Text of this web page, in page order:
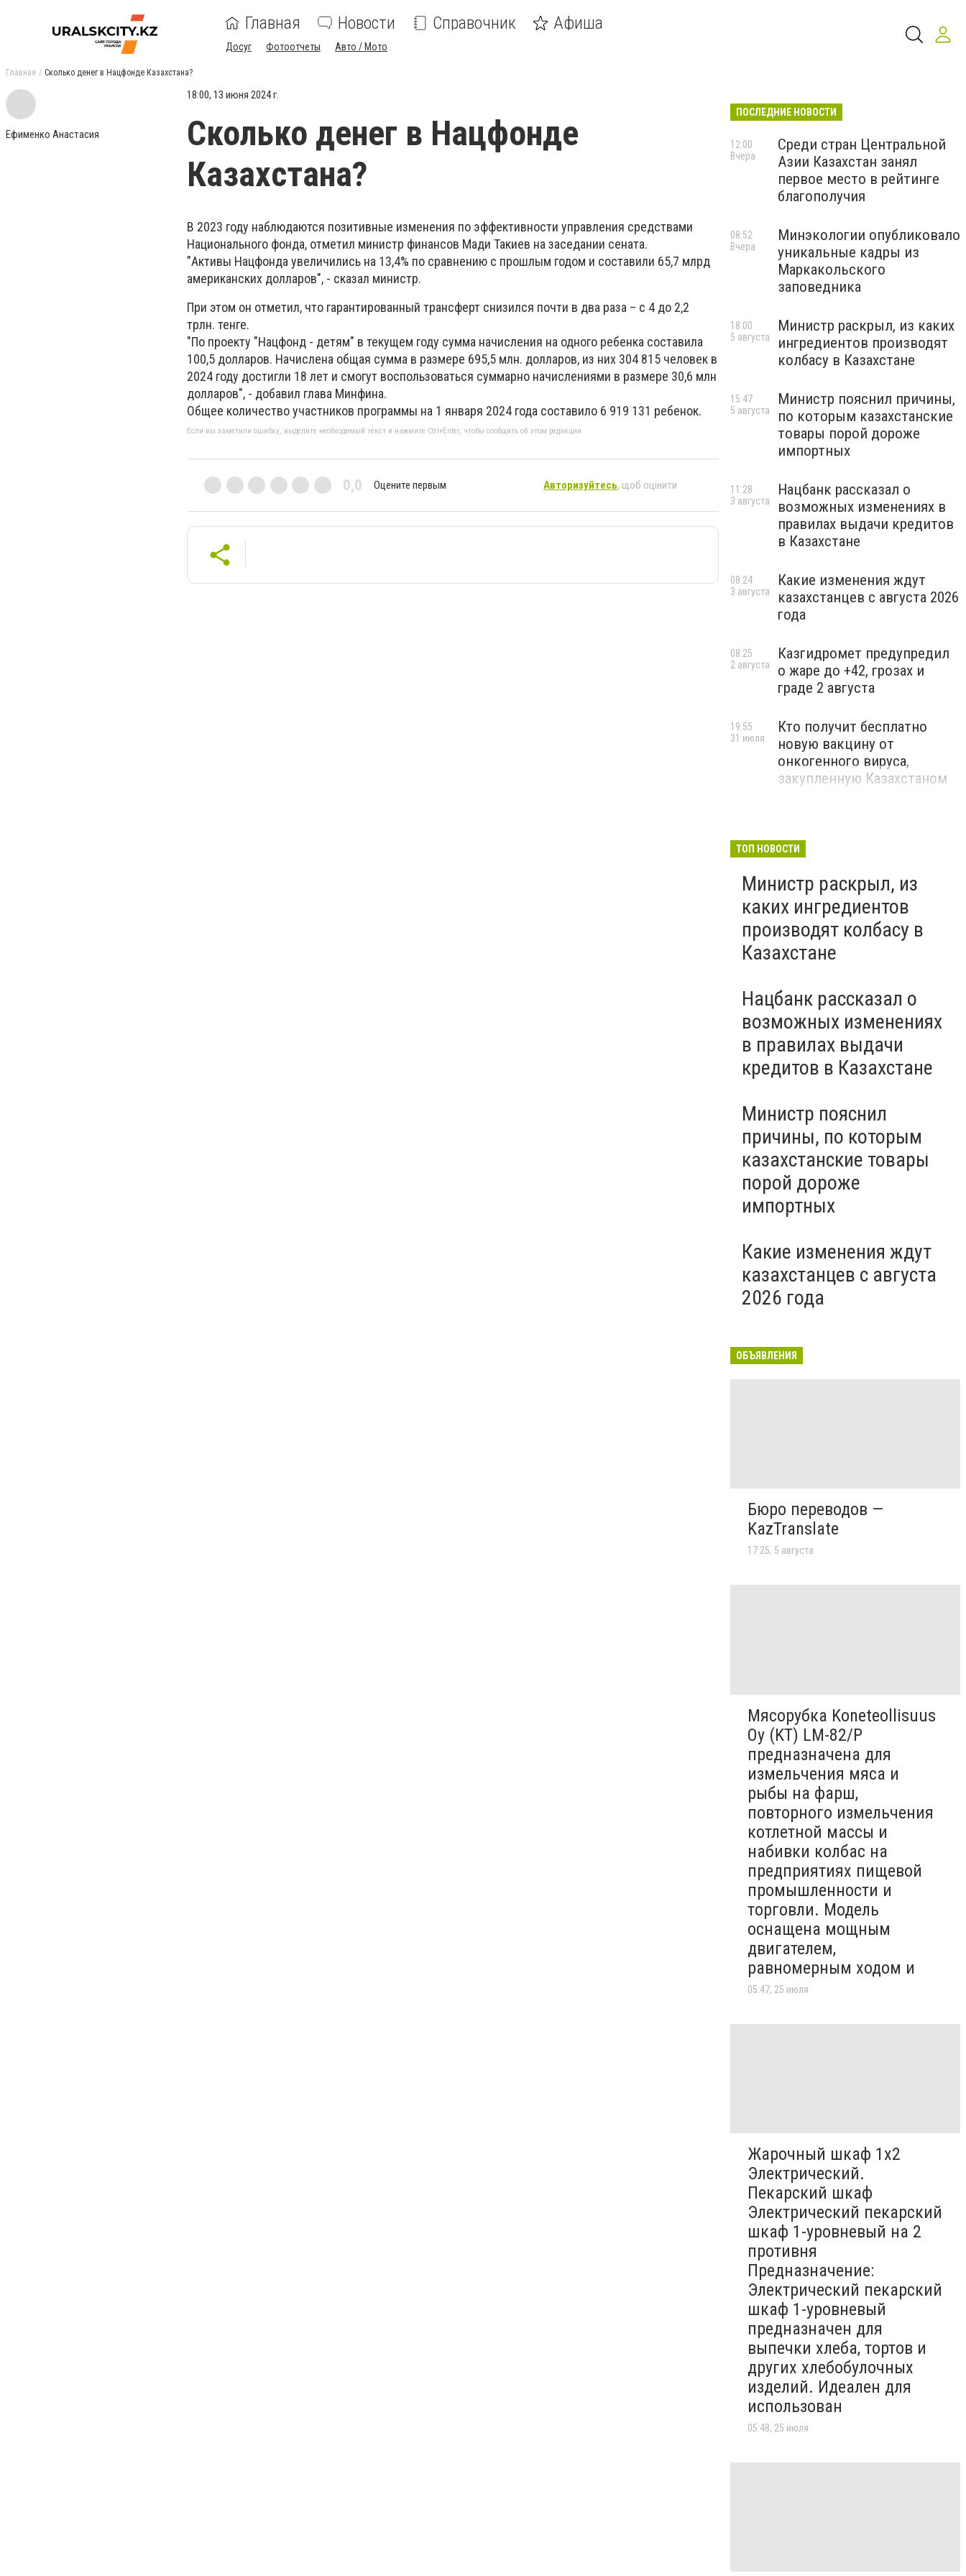
Главная Новости Справочник Афиша
Досуг Фотоотчеты Авто / Мото
Главная Сколько денег в Нацфонде Казахстана?
Ефименко Анастасия
18:00, 13 июня 2024 г.
Сколько денег в Нацфонде
Казахстана?
В 2023 году наблюдаются позитивные изменения по эффективности управления средствами
Национального фонда, отметил министр финансов Мади Такиев на заседании сената.
"Активы Нацфонда увеличились на 13,4% по сравнению с прошлым годом и составили 65,7 млрд
американских долларов", - сказал министр.
При этом он отметил, что гарантированный трансферт снизился почти в два раза – с 4 до 2,2
трлн. тенге.
"По проекту "Нацфонд - детям" в текущем году сумма начисления на одного ребенка составила
100,5 долларов. Начислена общая сумма в размере 695,5 млн. долларов, из них 304 815 человек в
2024 году достигли 18 лет и смогут воспользоваться суммарно начислениями в размере 30,6 млн
долларов", - добавил глава Минфина.
Общее количество участников программы на 1 января 2024 года составило 6 919 131 ребенок.
Если вы заметили ошибку, выделите необходимый текст и нажмите Ctrl+Enter, чтобы сообщить об этом редакции
0,0 Оцените первым Авторизуйтесь, щоб оцінити
ПОСЛЕДНИЕ НОВОСТИ
Среди стран Центральной
Азии Казахстан занял
первое место в рейтинге
благополучия
12:00
Вчера
Минэкологии опубликовало
уникальные кадры из
Маркакольского
заповедника
08:52
Вчера
Министр раскрыл, из каких
ингредиентов производят
колбасу в Казахстане
18:00
5 августа
Министр пояснил причины,
по которым казахстанские
товары порой дороже
импортных
15:47
5 августа
Нацбанк рассказал о
возможных изменениях в
правилах выдачи кредитов
в Казахстане
11:28
3 августа
Какие изменения ждут
казахстанцев с августа 2026
года
08:24
3 августа
Казгидромет предупредил
о жаре до +42, грозах и
граде 2 августа
08:25
2 августа
Кто получит бесплатно
новую вакцину от
онкогенного вируса,
закупленную Казахстаном
19:55
31 июля
ТОП НОВОСТИ
Министр раскрыл, из
каких ингредиентов
производят колбасу в
Казахстане
Нацбанк рассказал о
возможных изменениях
в правилах выдачи
кредитов в Казахстане
Министр пояснил
причины, по которым
казахстанские товары
порой дороже
импортных
Какие изменения ждут
казахстанцев с августа
2026 года
ОБЪЯВЛЕНИЯ
Бюро переводов —
KazTranslate
17:25, 5 августа
Мясорубка Koneteollisuus
Oy (KT)​ LM-82/P
предназначена для
измельчения мяса и
рыбы на фарш,
повторного измельчения
котлетной массы и
набивки колбас на
предприятиях пищевой
промышленности и
торговли. Модель
оснащена мощным
двигателем,
равномерным ходом и
05:47, 25 июля
Жарочный шкаф 1х2
Электрический.
Пекарский шкаф
Электрический пекарский
шкаф 1-уровневый на 2
противня
Предназначение:
Электрический пекарский
шкаф 1-уровневый
предназначен для
выпечки хлеба, тортов и
других хлебобулочных
изделий. Идеален для
использован
05:48, 25 июля